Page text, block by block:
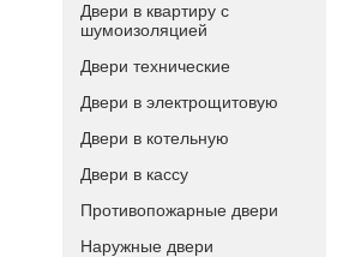
Двери в квартиру с
шумоизоляцией
Двери технические
Двери в электрощитовую
Двери в котельную
Двери в кассу
Противопожарные двери
Наружные двери